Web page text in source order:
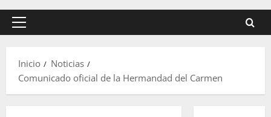
Menú
Inicio
Noticias
Comunicado oficial de la Hermandad del Carmen